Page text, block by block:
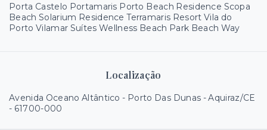
Porta Castelo Portamaris Porto Beach Residence Scopa
Beach Solarium Residence Terramaris Resort Vila do
Porto Vilamar Suítes Wellness Beach Park Beach Way
Localização
Avenida Oceano Altântico - Porto Das Dunas - Aquiraz/CE
- 61700-000